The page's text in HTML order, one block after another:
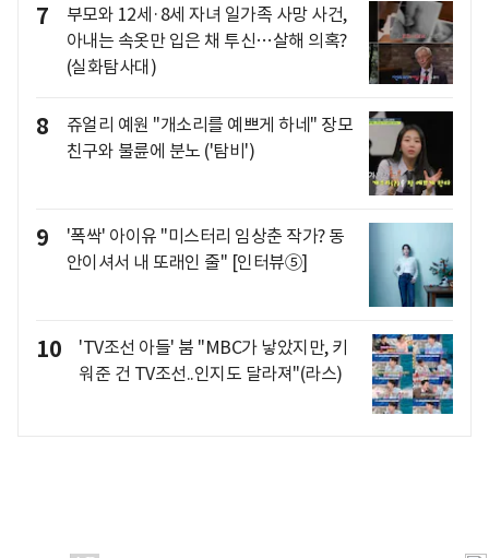
7
부모와 12세·8세 자녀 일가족 사망 사건,
아내는 속옷만 입은 채 투신…살해 의혹?
(실화탐사대)
8
쥬얼리 예원 "개소리를 예쁘게 하네" 장모
친구와 불륜에 분노 ('탐비')
9
'폭싹' 아이유 "미스터리 임상춘 작가? 동
안이셔서 내 또래인 줄" [인터뷰⑤]
10
'TV조선 아들' 붐 "MBC가 낳았지만, 키
워준 건 TV조선..인지도 달라져"(라스)